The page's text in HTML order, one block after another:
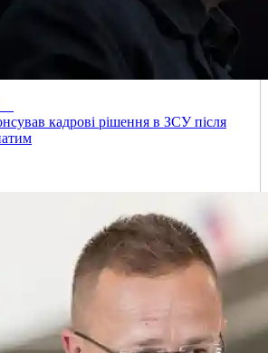
кадрові рішення в ЗСУ після